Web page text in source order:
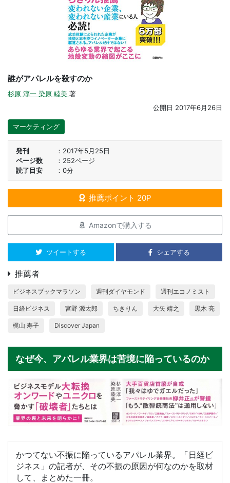
誰がアパレルを殺すのか
杉原 淳一 染原 睦美 著
公開日 2017年6月26日
マーケティング
発刊
2017年5月25日
ページ数
252ページ
読了目安
0分
推薦ポイント 20P
Amazonで購入する
ツイートする シェアする
推薦者
ビジネスブックマラソン 週刊ダイヤモンド 週刊エコノミスト
日経ビジネス 宮野 源太郎 ちきりん 大矢 靖之 黒木 亮
梶山 寿子 Discover Japan
なぜ今、アパレル業界は苦境に陥っているのか
かつてない不振に陥っているアパレル業界。「日経ビ
ジネス」の記者が、その不振の原因が何なのかを取材
して、まとめた一冊。